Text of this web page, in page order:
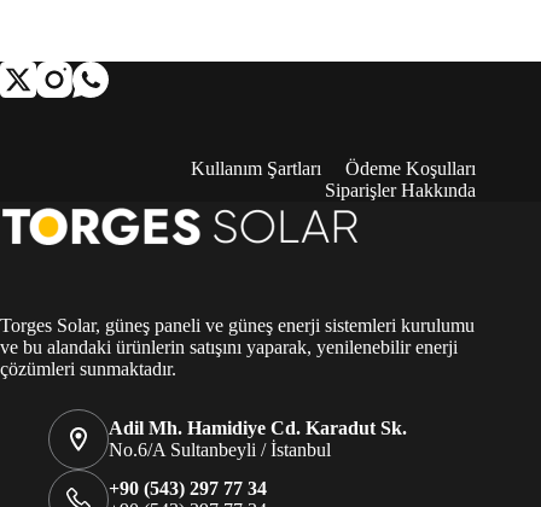
Kullanım Şartları
Ödeme Koşulları
Siparişler Hakkında
Torges Solar, güneş paneli ve güneş enerji sistemleri kurulumu
ve bu alandaki ürünlerin satışını yaparak, yenilenebilir enerji
çözümleri sunmaktadır.
Adil Mh. Hamidiye Cd. Karadut Sk.
No.6/A Sultanbeyli / İstanbul
+90 (543) 297 77 34